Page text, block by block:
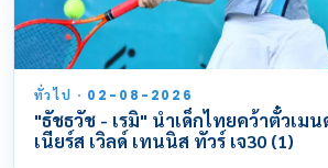
ทั่วไป · 02-08-2026
"ธัชธวัช - เรมิ" นำเด็กไทยคว้าตั๋วเมน
เนียร์ส เวิลด์ เทนนิส ทัวร์ เจ30 (1)